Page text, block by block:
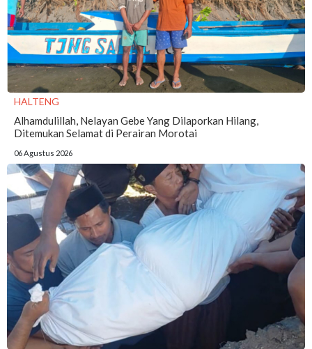
HALTENG
Alhamdulillah, Nelayan Gebe Yang Dilaporkan Hilang,
Ditemukan Selamat di Perairan Morotai
06 Agustus 2026